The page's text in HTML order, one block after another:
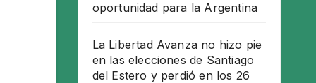
oportunidad para la Argentina
La Libertad Avanza no hizo pie
en las elecciones de Santiago
del Estero y perdió en los 26